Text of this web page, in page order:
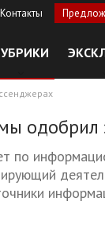
Контакты
по